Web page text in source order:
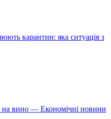
карантин: яка ситуація з
на вино — Економічні новини